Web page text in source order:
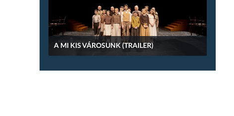
A MI KIS VÁROSUNK (TRAILER)